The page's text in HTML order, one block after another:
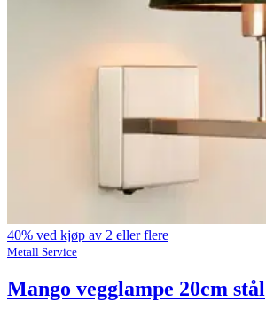
40% ved kjøp av 2 eller flere
Metall Service
Mango vegglampe 20cm stål